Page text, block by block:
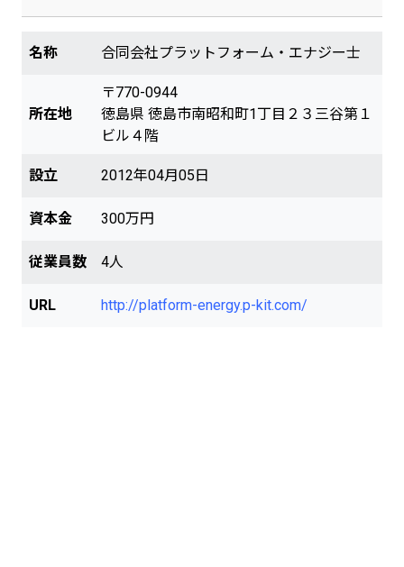
名称 合同会社プラットフォーム・エナジー士
所在地
〒770-0944
徳島県 徳島市南昭和町1丁目２３三谷第１
ビル４階
設立 2012年04月05日
資本金 300万円
従業員数 4人
URL http://platform-energy.p-kit.com/